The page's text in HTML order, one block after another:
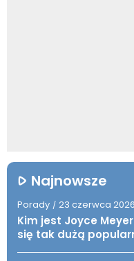
Najnowsze
Porady / 23 czerwca 2026
Kim jest Joyce
się tak dużą